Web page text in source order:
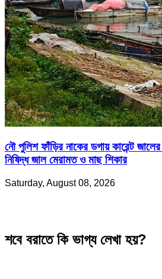
নৌ পুলিশ ফাঁড়ির নাকের ডগায় কারেন্ট
নিষিদ্ধ জাল মেরামত ও মাছ শিকার
Saturday, August 08, 2026
শবে বরাতে কি ভাগ্য লেখা হয়?